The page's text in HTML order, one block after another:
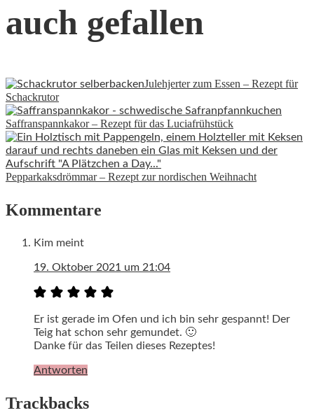
auch gefallen
Julehjerter zum Essen – Rezept für
Schackrutor
Saffranspannkakor – Rezept für das Luciafrühstück
Pepparkaksdrömmar – Rezept zur nordischen Weihnacht
Kommentare
Kim meint
19. Oktober 2021 um 21:04
Er ist gerade im Ofen und ich bin sehr gespannt! Der
Teig hat schon sehr gemundet. 🙂
Danke für das Teilen dieses Rezeptes!
Antworten
Trackbacks